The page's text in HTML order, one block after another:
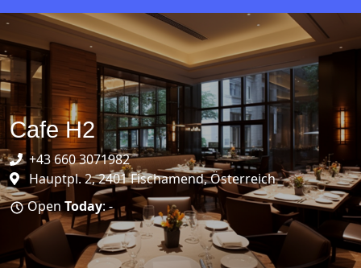
Cafe H2
+43 660 3071982
Hauptpl. 2, 2401 Fischamend, Österreich
Open Today: -